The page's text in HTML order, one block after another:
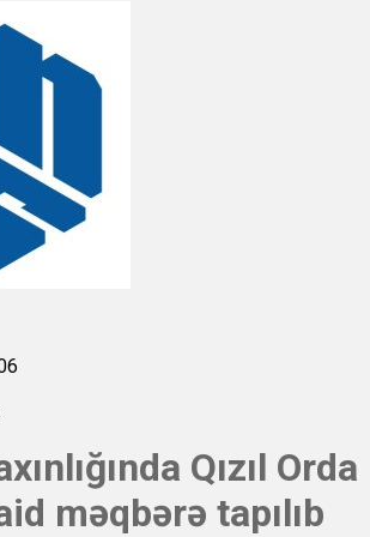
Qızıl Orda
məqbərə tapılıb